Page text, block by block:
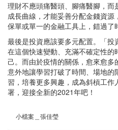
理財不應頭痛醫頭、腳痛醫腳，
成長曲線，才能妥善分配金錢資
保單或單一的金融工具上，錯過了
最後是投資應該要多元配置。「投
在這個快速變動、充滿不確定性的
己。而由於疫情的關係，愈來愈
意外地讓學習打破了時間、場地
習，培養更多興趣，成為斜槓工
署，迎接全新的2021年吧！
小檔案＿張佳瑩